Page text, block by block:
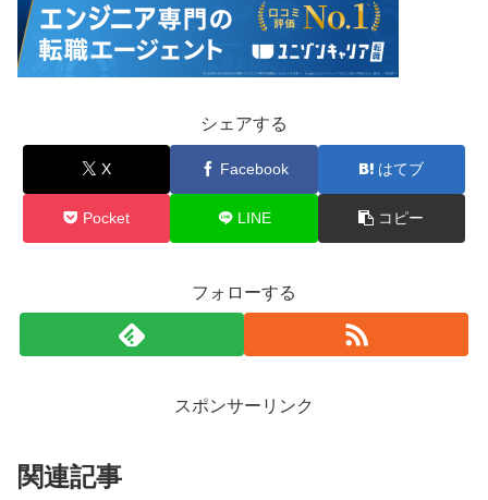
シェアする
X Facebook はてブ
Pocket LINE コピー
フォローする
スポンサーリンク
関連記事